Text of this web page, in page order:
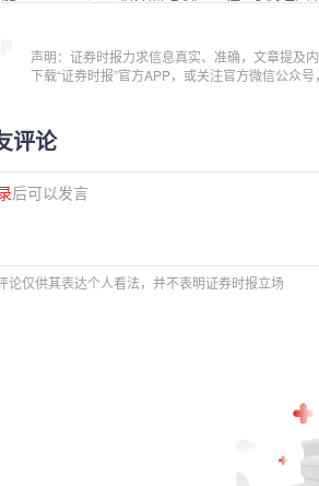
声明：证券时报力求信息真实、准确，文章提及
下载“证券时报”官方APP，或关注官方微信公众
评论
后可以发言
论仅供其表达个人看法，并不表明证券时报立场